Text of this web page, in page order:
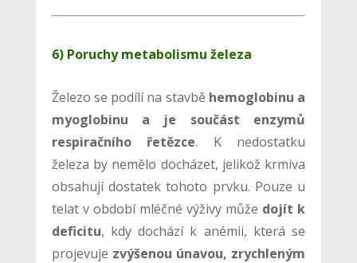
6) Poruchy metabolismu železa
Železo se podílí na stavbě hemoglobinu a
myoglobinu a je součást enzymů
respiračního řetězce. K nedostatku
železa by nemělo docházet, jelikož krmiva
obsahují dostatek tohoto prvku. Pouze u
telat v období mléčné výživy může dojít k
deficitu, kdy dochází k anémii, která se
projevuje zvýšenou únavou, zrychleným